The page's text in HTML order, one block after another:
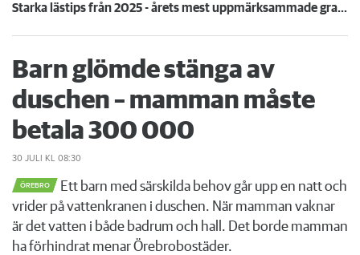
Starka lästips från 2025 - årets mest uppmärksammade granskningar
Barn glömde stänga av
duschen – mamman måste
betala 300 000
30 JULI KL 08:30
ÖREBRO
Ett barn med särskilda behov går upp en natt och
vrider på vattenkranen i duschen. När mamman vaknar
är det vatten i både badrum och hall. Det borde mamman
ha förhindrat menar Örebrobostäder.